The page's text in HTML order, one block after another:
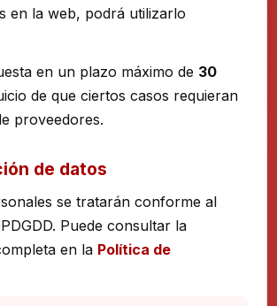
en la web, podrá utilizarlo
en un plazo máximo de 30
de que ciertos casos requieran
proveedores.
de datos
se tratarán conforme al
Puede consultar la
en la Política de